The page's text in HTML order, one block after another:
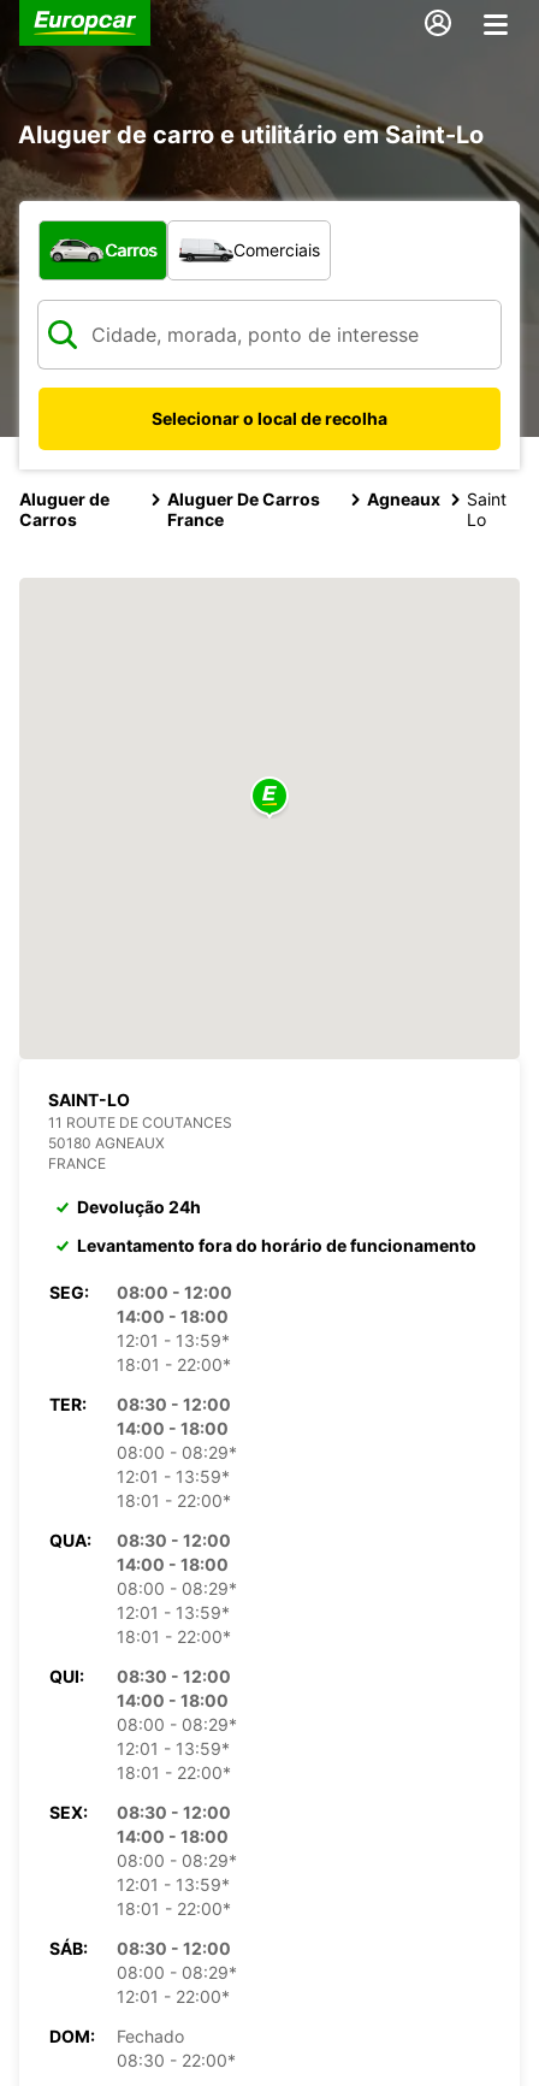
Aluguer de carro e utilitário em Saint-Lo
Que tipo de veículo pretende?
Carros Comerciais
Selecionar o local de recolha
Aluguer de
Carros
Aluguer De Carros
France
Agneaux
Saint
Lo
SAINT-LO
11 ROUTE DE COUTANCES
50180 AGNEAUX
FRANCE
Devolução 24h
Levantamento fora do horário de funcionamento
SEG:
08:00 - 12:00
14:00 - 18:00
12:01 - 13:59*
18:01 - 22:00*
TER:
08:30 - 12:00
14:00 - 18:00
08:00 - 08:29*
12:01 - 13:59*
18:01 - 22:00*
QUA:
08:30 - 12:00
14:00 - 18:00
08:00 - 08:29*
12:01 - 13:59*
18:01 - 22:00*
QUI:
08:30 - 12:00
14:00 - 18:00
08:00 - 08:29*
12:01 - 13:59*
18:01 - 22:00*
SEX:
08:30 - 12:00
14:00 - 18:00
08:00 - 08:29*
12:01 - 13:59*
18:01 - 22:00*
SÁB:
08:30 - 12:00
08:00 - 08:29*
12:01 - 22:00*
DOM:
Fechado
08:30 - 22:00*